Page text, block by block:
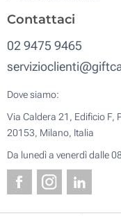
Contattaci
02 9475 9465
Dove siamo:
Via Caldera 21, Edificio F,
20153, Milano, Italia
Da lunedì a venerdì dalle